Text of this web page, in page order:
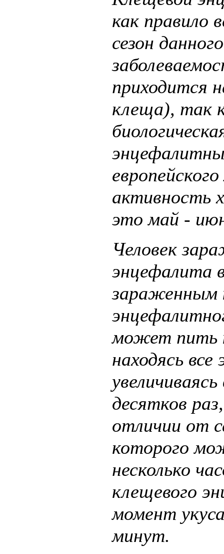
как правило
сезон
приходится
клеща), так
активность
это май -
Человек
энцефалита
зараженным
может пить
находясь
десятков
отличии от
которого
несколько
клещевого
момент
минут.